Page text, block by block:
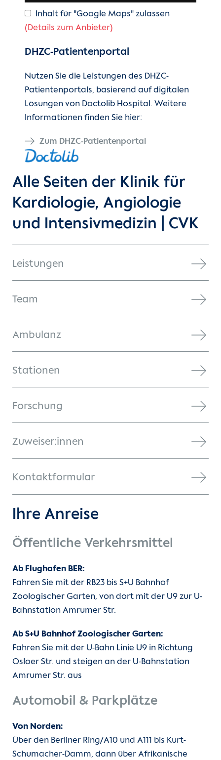
Inhalt für "Google Maps" zulassen
(Details zum Anbieter)
DHZC-Patientenportal
Nutzen Sie die Leistungen des DHZC-
Patientenportals, basierend auf digitalen
Lösungen von Doctolib Hospital. Weitere
Informationen finden Sie hier:
Zum DHZC-Patientenportal
Alle Seiten der Klinik für
Kardiologie, Angiologie
und Intensivmedizin | CVK
Leistungen
Team
Ambulanz
Stationen
Forschung
Zuweiser:innen
Kontaktformular
Ihre Anreise
Öffentliche Verkehrsmittel
Ab Flughafen BER:
Fahren Sie mit der RB23 bis S+U Bahnhof
Zoologischer Garten, von dort mit der U9 zur U-
Bahnstation Amrumer Str.
Ab S+U Bahnhof Zoologischer Garten:
Fahren Sie mit der U-Bahn Linie U9 in Richtung
Osloer Str. und steigen an der U-Bahnstation
Amrumer Str. aus
Automobil & Parkplätze
Von Norden:
Über den Berliner Ring/A10 und A111 bis Kurt-
Schumacher-Damm, dann über Afrikanische